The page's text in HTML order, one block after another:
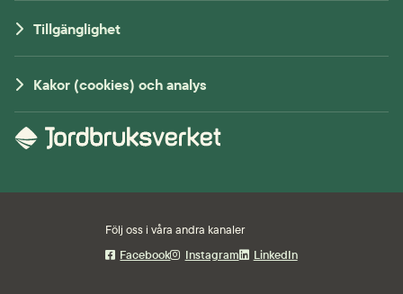
Tillgänglighet
Kakor (cookies) och analys
Följ oss i våra andra kanaler
Facebook
Instagram LinkedIn